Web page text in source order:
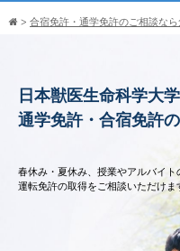
> 合宿免許・通学免許のご相談なら
日本獣医生命科学大
通学免許・合宿免許
春休み・夏休み、授業やアルバイト
運転免許の取得をご相談いただけま